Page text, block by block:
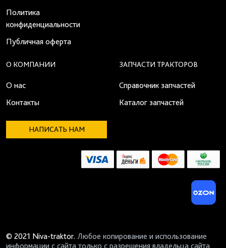
Политика
конфиденциальности
Публичная оферта
О КОМПАНИИ
О нас
Контакты
ЗАПЧАСТИ ТРАКТОРОВ
Справочник запчастей
Каталог запчастей
НАПИСАТЬ НАМ
© 2021 Niva-traktor. Любое копирование и использование
информации с сайта только с разрешения владельца сайта